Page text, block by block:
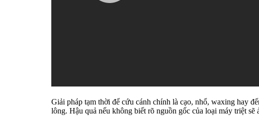
Giải pháp tạm thời để cứu cánh chính là cạo, nhổ, waxing hay
lông. Hậu quả nếu không biết rõ nguồn gốc của loại máy triệt